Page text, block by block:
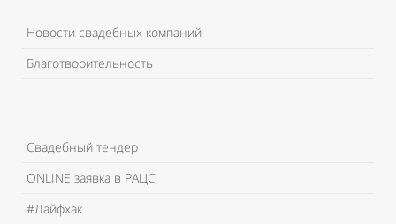
Новости свадебных компаний
Благотворительность
Свадебный тендер
ONLINE заявка в РАЦС
#Лайфхак